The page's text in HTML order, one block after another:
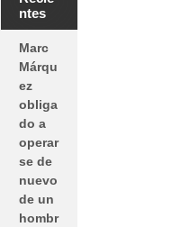
ntes
Marc
Márqu
ez
obliga
do a
operar
se de
nuevo
de un
hombr